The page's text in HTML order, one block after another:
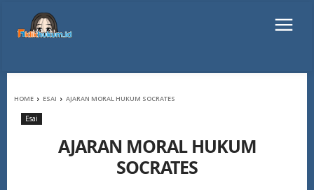
HOME ESAI AJARAN MORAL HUKUM SOCRATES
Esai
AJARAN MORAL HUKUM
SOCRATES